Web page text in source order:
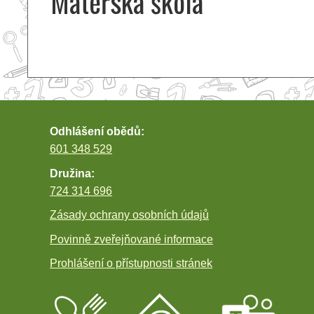
Odhlášení obědů:
601 348 529
Družina:
724 314 696
Zásady ochrany osobních údajů
Povinně zveřejňované informace
Prohlášení o přístupnosti stránek